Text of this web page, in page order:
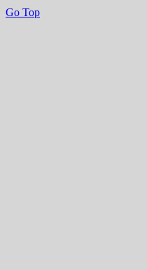
Go Top